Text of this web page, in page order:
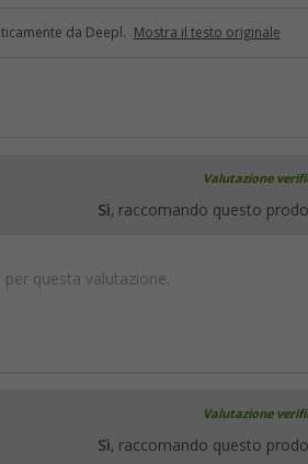
da Deepl. Mostra il testo originale
Valutazione
Sì, raccomando questo
questa valutazione.
Valutazione
Sì, raccomando questo